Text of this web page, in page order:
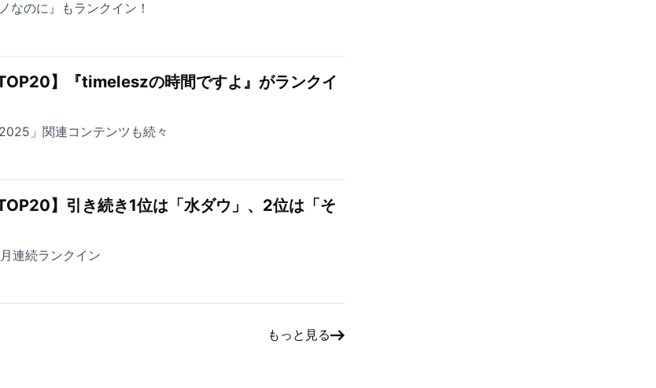
なのに』もランクイン！
】『timeleszの時間ですよ』がランクイ
」関連コンテンツも続々
】引き続き1位は「水ダウ」、2位は「そ
連続ランクイン
もっと見る